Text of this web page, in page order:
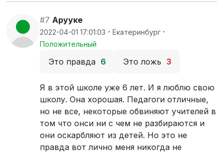
#7 Арууке
2022-04-01 17:01:03 · Екатеринбург ·
Положительный
Это правда 6 Это ложь 3
Я в этой школе уже 6 лет. И я люблю свою
школу. Она хорошая. Педагоги отличные,
но не все, некоторые обвиняют учителей в
том что онси ни с чем не разбираются и
они оскарбляют из детей. Но это не
правда вот лично меня никогда не